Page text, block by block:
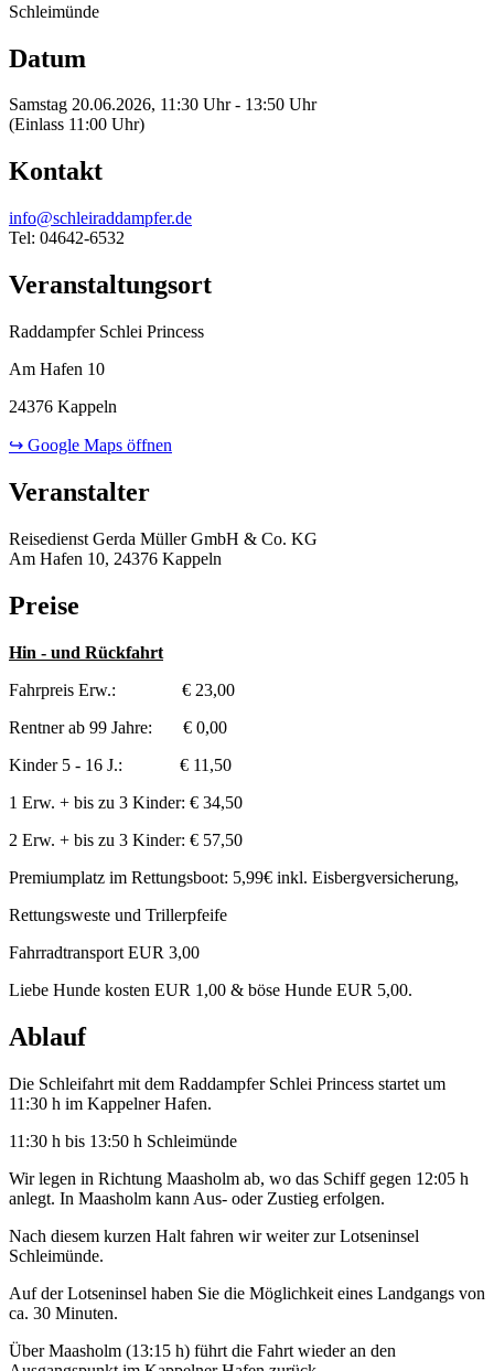
Schleimünde
Datum
Samstag 20.06.2026, 11:30 Uhr - 13:50 Uhr
(Einlass 11:00 Uhr)
Kontakt
info@schleiraddampfer.de
Tel: 04642-6532
Veranstaltungsort
Raddampfer Schlei Princess
Am Hafen 10
24376 Kappeln
↪ Google Maps öffnen
Veranstalter
Reisedienst Gerda Müller GmbH & Co. KG
Am Hafen 10, 24376 Kappeln
Preise
Hin - und Rückfahrt
Fahrpreis Erw.: € 23,00
Rentner ab 99 Jahre: € 0,00
Kinder 5 - 16 J.: € 11,50
1 Erw. + bis zu 3 Kinder: € 34,50
2 Erw. + bis zu 3 Kinder: € 57,50
Premiumplatz im Rettungsboot: 5,99€ inkl. Eisbergversicherung,
Rettungsweste und Trillerpfeife
Fahrradtransport EUR 3,00
Liebe Hunde kosten EUR 1,00 & böse Hunde EUR 5,00.
Ablauf
Die Schleifahrt mit dem Raddampfer Schlei Princess startet um
11:30 h im Kappelner Hafen.
11:30 h bis 13:50 h Schleimünde
Wir legen in Richtung Maasholm ab, wo das Schiff gegen 12:05 h
anlegt. In Maasholm kann Aus- oder Zustieg erfolgen.
Nach diesem kurzen Halt fahren wir weiter zur Lotseninsel
Schleimünde.
Auf der Lotseninsel haben Sie die Möglichkeit eines Landgangs von
ca. 30 Minuten.
Über Maasholm (13:15 h) führt die Fahrt wieder an den